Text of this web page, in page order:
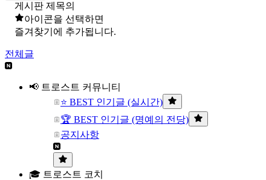
게시판 제목의
아이콘을 선택하면
즐겨찾기에 추가됩니다.
전체글
📢 트로스트 커뮤니티
⭐ BEST 인기글 (실시간)
🏆 BEST 인기글 (명예의 전당)
공지사항
🎓 트로스트 코치